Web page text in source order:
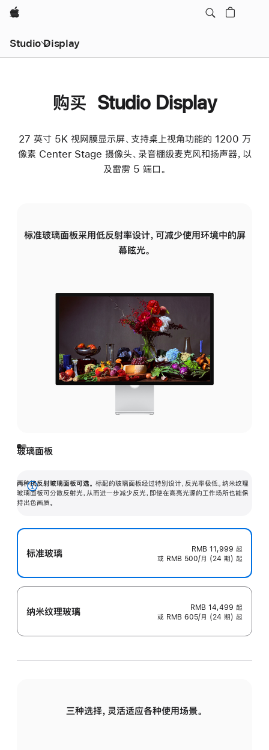
Apple
Studio Display
购买 Studio Display
27 英寸 5K 视网膜显示屏、支持桌上视角功能的 1200 万
像素 Center Stage 摄像头、录音棚级麦克风和扬声器，以
及雷雳 5 端口。
标准玻璃面板采用低反射率设计，可减少使用环境中的屏
幕眩光。
玻璃面板
两种抗反射玻璃面板可选。 标配的玻璃面板经过特别设计，反光率极低。纳米纹理
玻璃面板可分散反射光，从而进一步减少反光，即使在高亮光源的工作场所也能保
持出色画质。
展
开
标准玻璃 RMB 11,999 起
或 RMB 500/月 (24 期) 起
纳米纹理玻璃 RMB 14,499 起
或 RMB 605/月 (24 期) 起
三种选择，灵活适应各种使用场景。